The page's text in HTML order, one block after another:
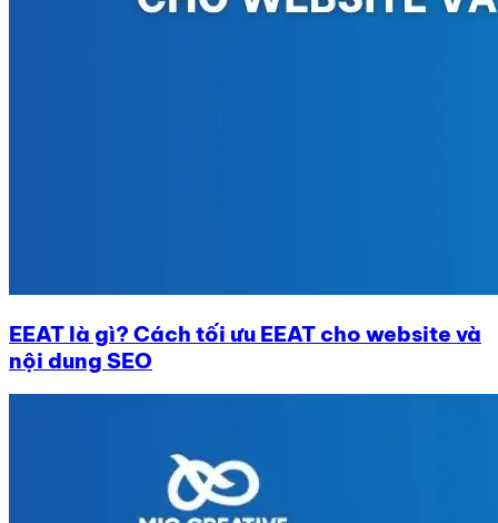
EEAT là gì? Cách tối ưu EEAT cho website và
nội dung SEO